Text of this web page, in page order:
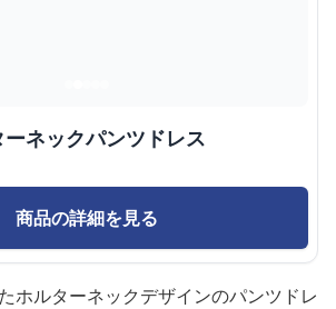
ネックパンツドレス
商品の詳細を見る
ホルターネックデザインのパンツドレ